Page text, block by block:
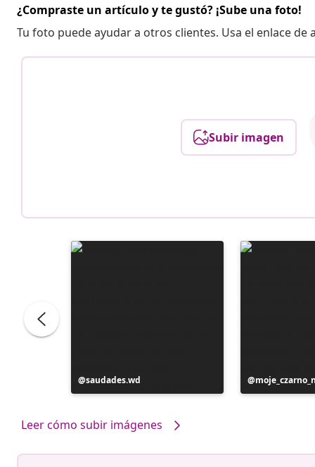
¿Compraste un artículo y te gustó? ¡Sube una foto!
Tu foto puede ayudar a otros clientes. Usa el enlace de
Subir imagen
Publicación
realizada
saudades.wd
Publicación
realizada
Leer cómo subir imágenes